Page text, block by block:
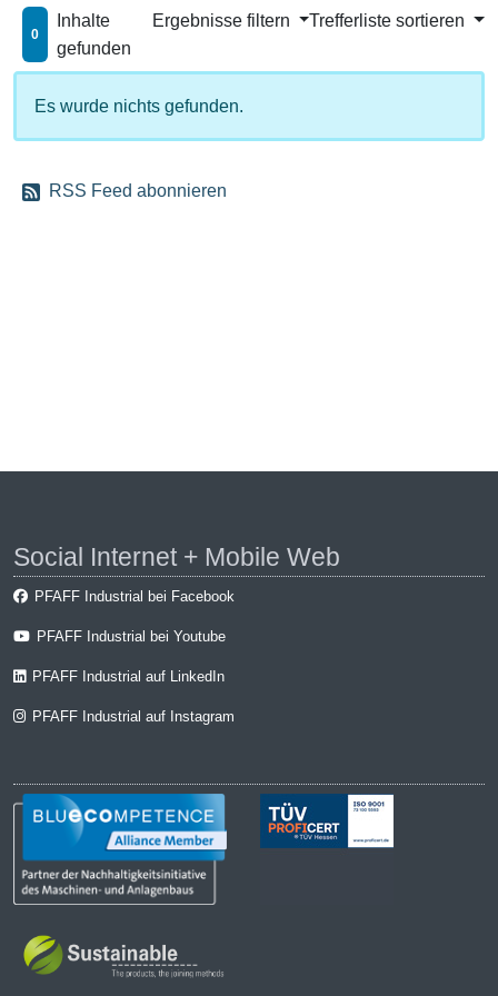
0
Inhalte
gefunden
Ergebnisse filtern Trefferliste sortieren
Es wurde nichts gefunden.
RSS Feed abonnieren
Social Internet + Mobile Web
PFAFF Industrial bei Facebook
PFAFF Industrial bei Youtube
PFAFF Industrial auf LinkedIn
PFAFF Industrial auf Instagram